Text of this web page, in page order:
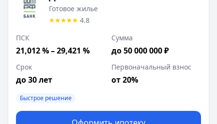
Готовое жилье
4.8
ПСК
21,012 % – 29,421 %
Сумма
до 50 000 000 ₽
Срок
до 30 лет
Первоначальный взнос
от 20%
Быстрое решение